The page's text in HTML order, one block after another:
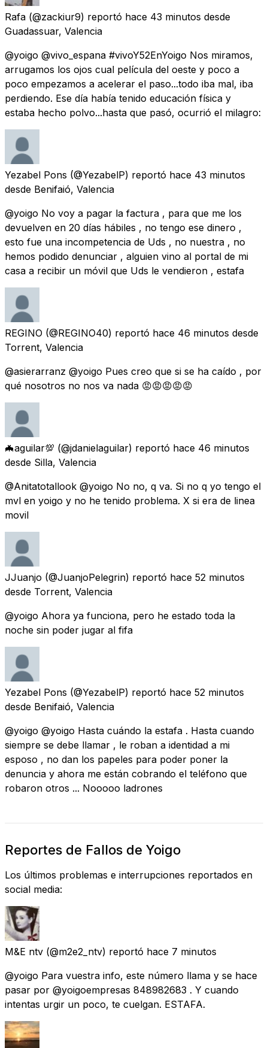
Rafa (@zackiur9) reportó hace 43 minutos desde
Guadassuar, Valencia
@yoigo @vivo_espana #vivoY52EnYoigo Nos miramos,
arrugamos los ojos cual película del oeste y poco a
poco empezamos a acelerar el paso...todo iba mal, iba
perdiendo. Ese día había tenido educación física y
estaba hecho polvo...hasta que pasó, ocurrió el milagro:
Yezabel Pons (@YezabelP) reportó hace 43 minutos
desde Benifaió, Valencia
@yoigo No voy a pagar la factura , para que me los
devuelven en 20 días hábiles , no tengo ese dinero ,
esto fue una incompetencia de Uds , no nuestra , no
hemos podido denunciar , alguien vino al portal de mi
casa a recibir un móvil que Uds le vendieron , estafa
REGINO (@REGINO40) reportó hace 46 minutos desde
Torrent, Valencia
@asierarranz @yoigo Pues creo que si se ha caído , por
qué nosotros no nos va nada 😡😡😡😡😡
🦇aguilar💯 (@jdanielaguilar) reportó hace 46 minutos
desde Silla, Valencia
@Anitatotallook @yoigo No no, q va. Si no q yo tengo el
mvl en yoigo y no he tenido problema. X si era de linea
movil
JJuanjo (@JuanjoPelegrin) reportó hace 52 minutos
desde Torrent, Valencia
@yoigo Ahora ya funciona, pero he estado toda la
noche sin poder jugar al fifa
Yezabel Pons (@YezabelP) reportó hace 52 minutos
desde Benifaió, Valencia
@yoigo @yoigo Hasta cuándo la estafa . Hasta cuando
siempre se debe llamar , le roban a identidad a mi
esposo , no dan los papeles para poder poner la
denuncia y ahora me están cobrando el teléfono que
robaron otros ... Nooooo ladrones
Reportes de Fallos de Yoigo
Los últimos problemas e interrupciones reportados en
social media:
M&E ntv (@m2e2_ntv) reportó hace 7 minutos
@yoigo Para vuestra info, este número llama y se hace
pasar por @yoigoempresas 848982683 . Y cuando
intentas urgir un poco, te cuelgan. ESTAFA.